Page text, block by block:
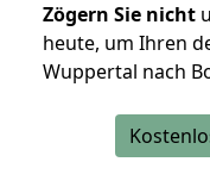
Zögern Sie nicht
heute, um Ihren
Wuppertal nach